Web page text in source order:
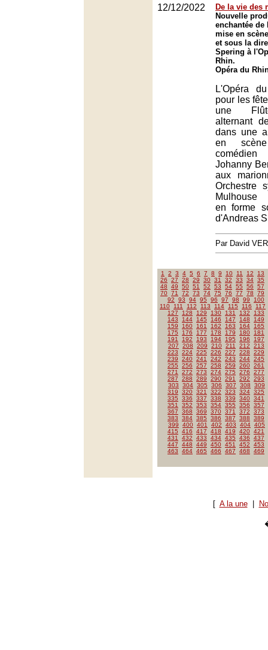
12/12/2022
De la vie des
Nouvelle
enchantée de
mise en
et sous la
Spering à
Rhin.
Opéra du
L'Opéra
pour les
une
alternant
dans une
en
Johanny
aux
Orchestre
Mulhouse
en forme
d'Andreas
Par David
1 2 3 4 5 6 7 8 9 10 11 12
13
26
27 28 29 30 31 32 33 34 35
48
49 50 51 52 53 54 55 56
57
70 71 72 73 74 75 76 77 78
79
92
93 94 95 96 97 98 99
100
110
111 112 113 114 115 116
117
127
128 129 130 131 132
133
143
144 145 146 147 148
149
159
160 161 162 163 164
165
175
176 177 178 179 180
181
191
192 193 194 195 196
197
207
208 209 210 211 212
213
223
224 225 226 227 228
229
239
240 241 242 243 244 245
255
256 257 258 259 260 261
271
272 273 274 275 276
277
287
288 289 290 291 292
293
303
304 305 306 307 308
309
319
320 321 322 323 324 325
335
336 337 338 339 340 341
351
352 353 354 355 356
357
367
368 369 370 371 372
373
383
384 385 386 387 388
389
399
400 401 402 403 404 405
415
416 417 418 419 420 421
431
432 433 434 435 436
437
447
448 449 450 451 452
453
463
464 465 466 467 468 469
[ A la une|